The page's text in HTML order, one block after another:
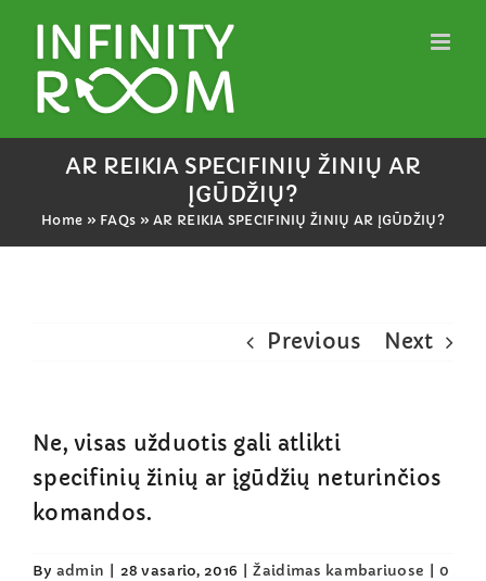
content
AR REIKIA SPECIFINIŲ ŽINIŲ AR
ĮGŪDŽIŲ?
Home » FAQs »AR REIKIA SPECIFINIŲ ŽINIŲ AR ĮGŪDŽIŲ?
Previous Next
Ne, visas užduotis gali atlikti
specifinių žinių ar įgūdžių neturinčios
komandos.
By admin 28 vasario, 2016 Žaidimas kambariuose
0